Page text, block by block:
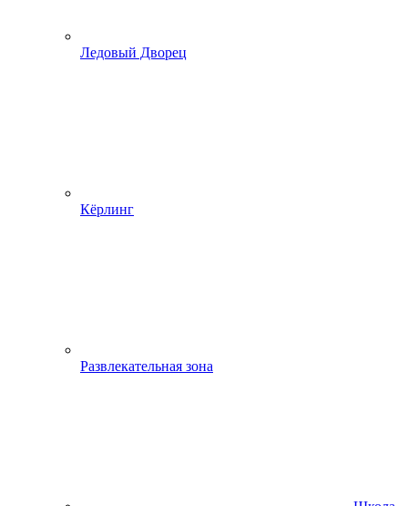
Ледовый Дворец
Кёрлинг
Развлекательная зона